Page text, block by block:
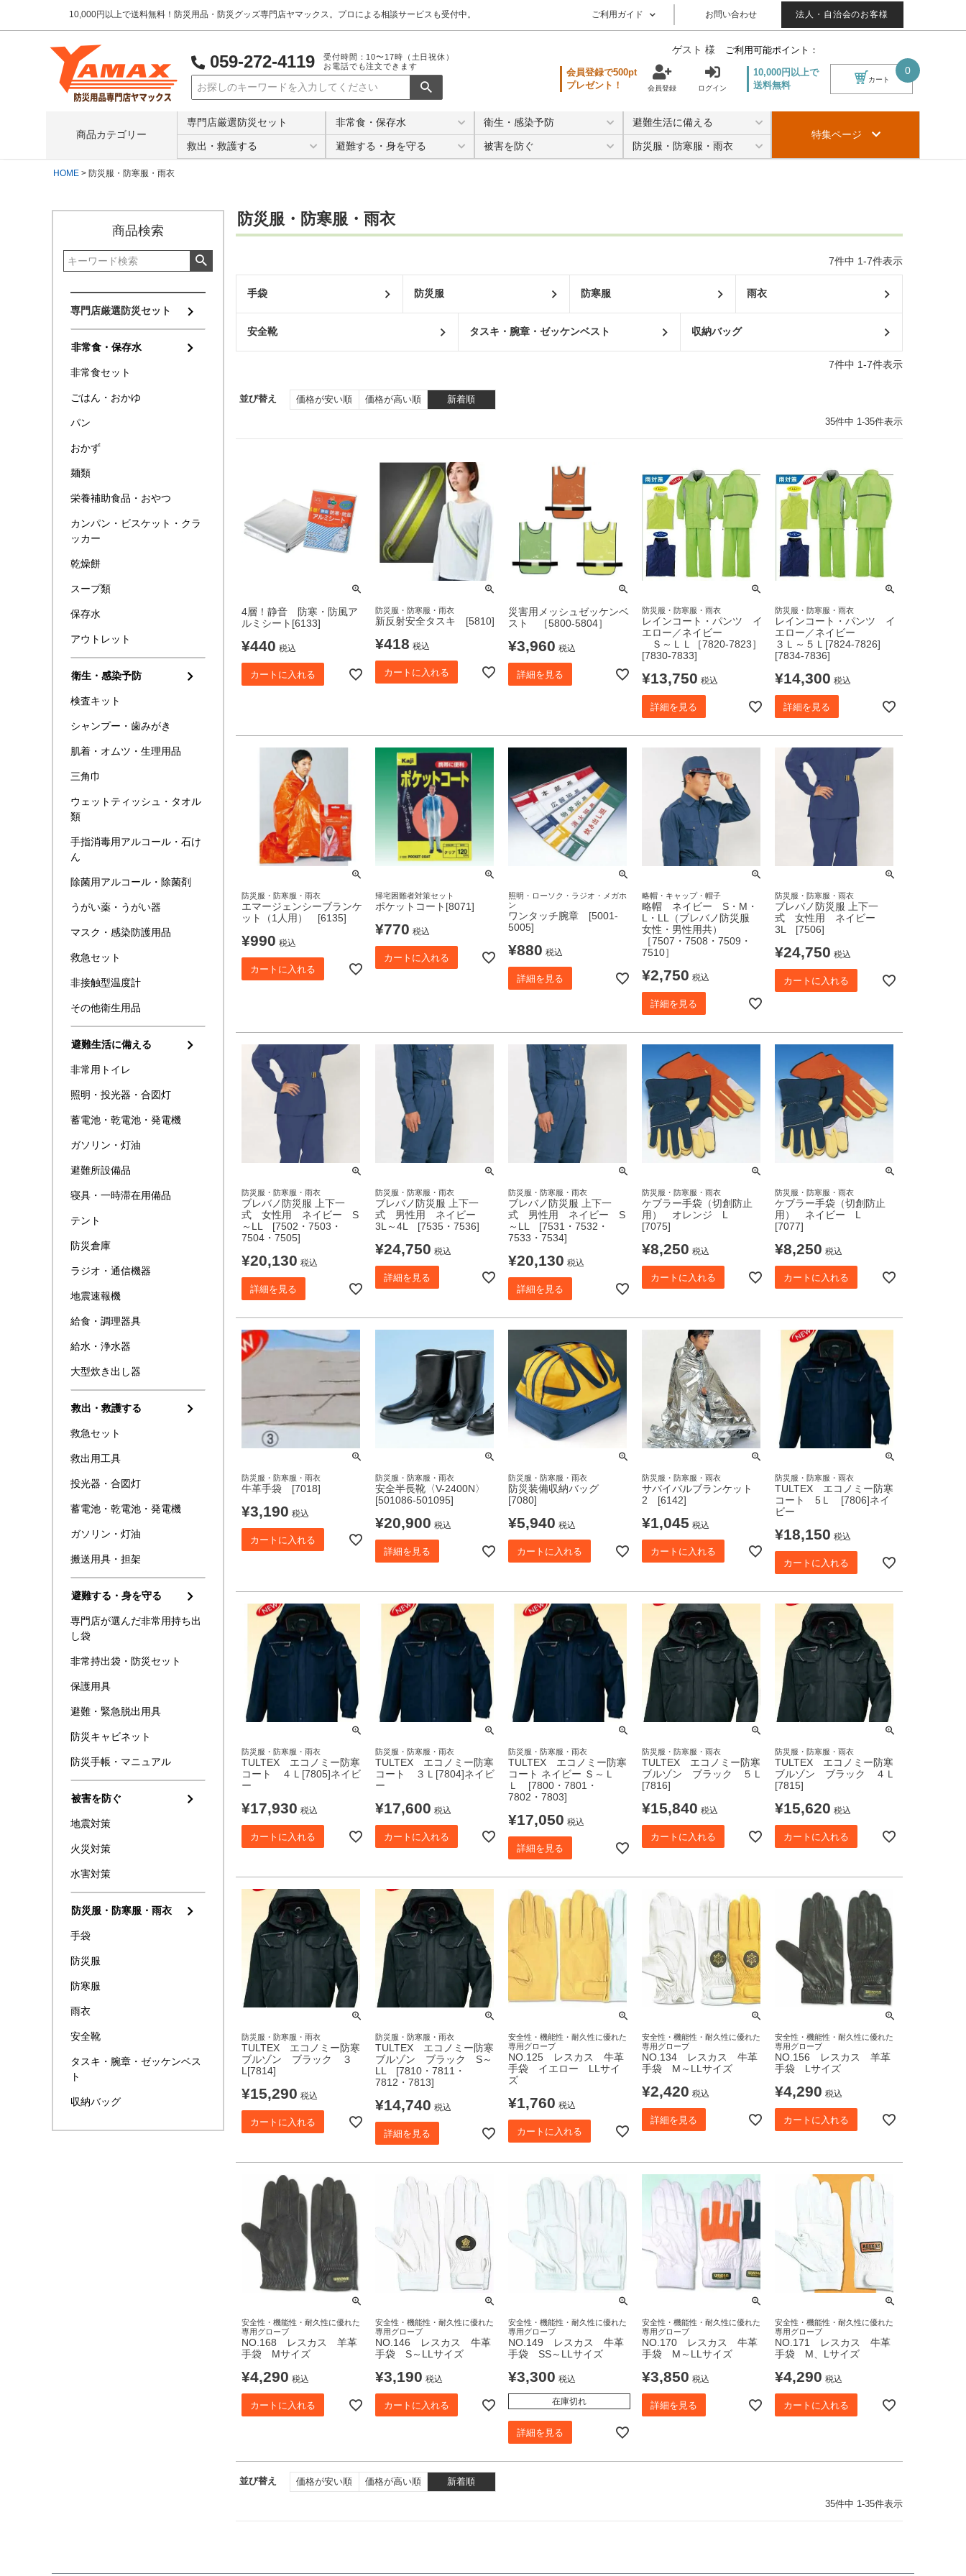
10,000円以上で送料無料！防災用品・防災グッズ専門店ヤマックス。プロによる相談サービスも受付中。 ご利用ガイド お問い合わせ 法人・自治会のお客様
059-272-4119
受付時間：10〜17時（土日祝休）
お電話でも注文できます
検索
ゲスト 様 ご利用可能ポイント：
会員登録で500pt
プレゼント！
会員登録 ログイン
10,000円以上で
送料無料
カート
0
商品カテゴリー
専門店厳選防災セット 非常食・保存水 衛生・感染予防
避難生活に備える
特集ページ
救出・救護する
避難する・身を守る 被害を防ぐ 防災服・防寒服・雨衣
HOME 防災服・防寒服・雨衣
商品検索
専門店厳選防災セット
非常食・保存水
非常食セット
ごはん・おかゆ
パン
おかず
麺類
栄養補助食品・おやつ
カンパン・ビスケット・クラ
ッカー
乾燥餅
スープ類
保存水
アウトレット
衛生・感染予防
検査キット
シャンプー・歯みがき
肌着・オムツ・生理用品
三角巾
ウェットティッシュ・タオル
類
手指消毒用アルコール・石け
ん
除菌用アルコール・除菌剤
うがい薬・うがい器
マスク・感染防護用品
救急セット
非接触型温度計
その他衛生用品
避難生活に備える
非常用トイレ
照明・投光器・合図灯
蓄電池・乾電池・発電機
ガソリン・灯油
避難所設備品
寝具・一時滞在用備品
テント
防災倉庫
ラジオ・通信機器
地震速報機
給食・調理器具
給水・浄水器
大型炊き出し器
救出・救護する
救急セット
救出用工具
投光器・合図灯
蓄電池・乾電池・発電機
ガソリン・灯油
搬送用具・担架
避難する・身を守る
専門店が選んだ非常用持ち出
し袋
非常持出袋・防災セット
保護用具
避難・緊急脱出用具
防災キャビネット
防災手帳・マニュアル
被害を防ぐ
地震対策
火災対策
水害対策
防災服・防寒服・雨衣
手袋
防災服
防寒服
雨衣
安全靴
タスキ・腕章・ゼッケンベス
ト
収納バッグ
防災服・防寒服・雨衣
7件中 1-7件表示
手袋 防災服 防寒服 雨衣
安全靴 タスキ・腕章・ゼッケンベスト 収納バッグ
7件中 1-7件表示
並び替え 価格が安い順 価格が高い順 新着順
35件中 1-35件表示
4層！静音 防寒・防風ア
ルミシート[6133]
¥440 税込
カートに入れる
防災服・防寒服・雨衣
新反射安全タスキ [5810]
¥418 税込
カートに入れる
災害用メッシュゼッケンベ
スト ［5800-5804］
¥3,960 税込
詳細を見る
防災服・防寒服・雨衣
レインコート・パンツ イ
エロー／ネイビー
Ｓ～ＬＬ［7820-7823］
[7830-7833]
¥13,750 税込
詳細を見る
防災服・防寒服・雨衣
レインコート・パンツ イ
エロー／ネイビー
３Ｌ～５Ｌ[7824-7826]
[7834-7836]
¥14,300 税込
詳細を見る
防災服・防寒服・雨衣
エマージェンシーブランケ
ット（1人用） [6135]
¥990 税込
カートに入れる
帰宅困難者対策セット
ポケットコート[8071]
¥770 税込
カートに入れる
照明・ローソク・ラジオ・メガホ
ン
ワンタッチ腕章 [5001-
5005]
¥880 税込
詳細を見る
略帽・キャップ・帽子
略帽 ネイビー S・M・
L・LL（ブレバノ防災服
女性・男性用共）
［7507・7508・7509・
7510］
¥2,750 税込
詳細を見る
防災服・防寒服・雨衣
ブレバノ防災服 上下一
式 女性用 ネイビー
3L [7506]
¥24,750 税込
カートに入れる
防災服・防寒服・雨衣
ブレバノ防災服 上下一
式 女性用 ネイビー S
～LL [7502・7503・
7504・7505]
¥20,130 税込
詳細を見る
防災服・防寒服・雨衣
ブレバノ防災服 上下一
式 男性用 ネイビー
3L～4L [7535・7536]
¥24,750 税込
詳細を見る
防災服・防寒服・雨衣
ブレバノ防災服 上下一
式 男性用 ネイビー S
～LL [7531・7532・
7533・7534]
¥20,130 税込
詳細を見る
防災服・防寒服・雨衣
ケブラー手袋（切創防止
用） オレンジ L
[7075]
¥8,250 税込
カートに入れる
防災服・防寒服・雨衣
ケブラー手袋（切創防止
用） ネイビー L
[7077]
¥8,250 税込
カートに入れる
防災服・防寒服・雨衣
牛革手袋 [7018]
¥3,190 税込
カートに入れる
防災服・防寒服・雨衣
安全半長靴〈V-2400N〉
[501086-501095]
¥20,900 税込
詳細を見る
防災服・防寒服・雨衣
防災装備収納バッグ
[7080]
¥5,940 税込
カートに入れる
防災服・防寒服・雨衣
サバイバルブランケット
2 [6142]
¥1,045 税込
カートに入れる
防災服・防寒服・雨衣
TULTEX エコノミー防寒
コート 5Ｌ [7806]ネイ
ビー
¥18,150 税込
カートに入れる
防災服・防寒服・雨衣
TULTEX エコノミー防寒
コート ４Ｌ[7805]ネイビ
ー
¥17,930 税込
カートに入れる
防災服・防寒服・雨衣
TULTEX エコノミー防寒
コート ３Ｌ[7804]ネイビ
ー
¥17,600 税込
カートに入れる
防災服・防寒服・雨衣
TULTEX エコノミー防寒
コート ネイビー Ｓ～Ｌ
Ｌ [7800・7801・
7802・7803]
¥17,050 税込
詳細を見る
防災服・防寒服・雨衣
TULTEX エコノミー防寒
ブルゾン ブラック ５Ｌ
[7816]
¥15,840 税込
カートに入れる
防災服・防寒服・雨衣
TULTEX エコノミー防寒
ブルゾン ブラック ４Ｌ
[7815]
¥15,620 税込
カートに入れる
防災服・防寒服・雨衣
TULTEX エコノミー防寒
ブルゾン ブラック ３
L[7814]
¥15,290 税込
カートに入れる
防災服・防寒服・雨衣
TULTEX エコノミー防寒
ブルゾン ブラック S～
LL [7810・7811・
7812・7813]
¥14,740 税込
詳細を見る
安全性・機能性・耐久性に優れた
専用グローブ
NO.125 レスカス 牛革
手袋 イエロー LLサイ
ズ
¥1,760 税込
カートに入れる
安全性・機能性・耐久性に優れた
専用グローブ
NO.134 レスカス 牛革
手袋 M～LLサイズ
¥2,420 税込
詳細を見る
安全性・機能性・耐久性に優れた
専用グローブ
NO.156 レスカス 羊革
手袋 Lサイズ
¥4,290 税込
カートに入れる
安全性・機能性・耐久性に優れた
専用グローブ
NO.168 レスカス 羊革
手袋 Mサイズ
¥4,290 税込
カートに入れる
安全性・機能性・耐久性に優れた
専用グローブ
NO.146 レスカス 牛革
手袋 S～LLサイズ
¥3,190 税込
カートに入れる
安全性・機能性・耐久性に優れた
専用グローブ
NO.149 レスカス 牛革
手袋 SS～LLサイズ
¥3,300 税込
在庫切れ
詳細を見る
安全性・機能性・耐久性に優れた
専用グローブ
NO.170 レスカス 牛革
手袋 M～LLサイズ
¥3,850 税込
詳細を見る
安全性・機能性・耐久性に優れた
専用グローブ
NO.171 レスカス 牛革
手袋 M、Lサイズ
¥4,290 税込
カートに入れる
並び替え 価格が安い順 価格が高い順 新着順
35件中 1-35件表示